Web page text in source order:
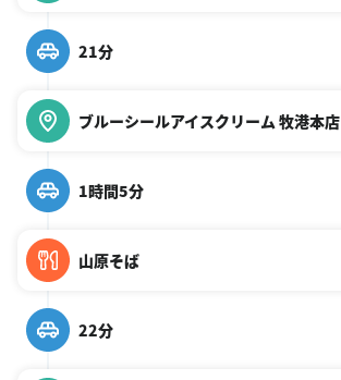
21分
ブルーシールアイスクリーム 牧港本店
1時間5分
山原そば
22分